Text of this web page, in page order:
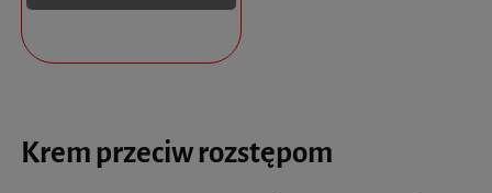
Krem przeciw rozstępom